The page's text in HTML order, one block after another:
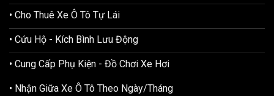
• Cho Thuê Xe Ô Tô Tự Lái
• Cứu Hộ - Kích Bình Lưu Động
• Cung Cấp Phụ Kiện - Đồ Chơi Xe Hơi
• Nhận Giữa Xe Ô Tô Theo Ngày/Tháng